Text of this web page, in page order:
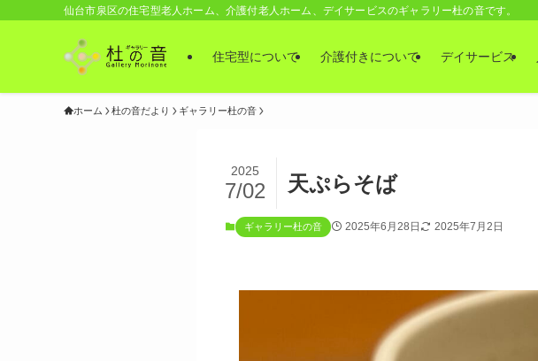
仙台市泉区の住宅型老人ホーム、介護付老人ホーム、デイサービスのギャラリー杜の音です。
住宅型について 介護付きについて デイサービス
ホーム 杜の音だより ギャラリー杜の音
天ぷらそば
2025
7/02
ギャラリー杜の音 2025年6月28日 2025年7月2日